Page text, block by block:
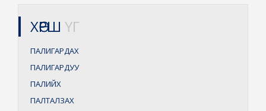
ХӨРШ ҮГ
ПАЛИГАРДАХ
ПАЛИГАРДУУ
ПАЛИЙХ
ПАЛТАЛЗАХ